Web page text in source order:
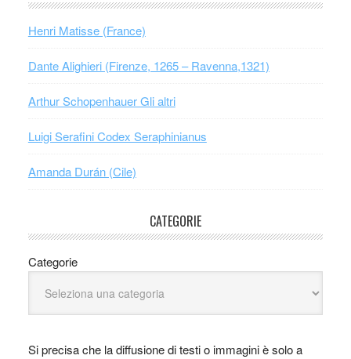
Henri Matisse (France)
Dante Alighieri (Firenze, 1265 – Ravenna,1321)
Arthur Schopenhauer Gli altri
Luigi Serafini Codex Seraphinianus
Amanda Durán (Cile)
CATEGORIE
Categorie
Si precisa che la diffusione di testi o immagini è solo a